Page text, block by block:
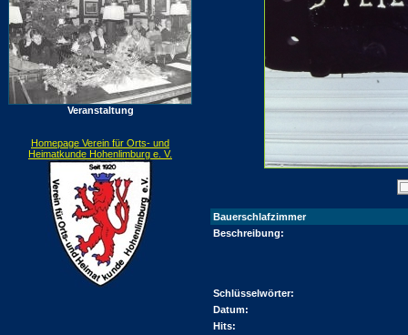
Veranstaltung
Homepage Verein für Orts- und
Heimatkunde Hohenlimburg e. V.
Bauerschlafzimmer
Beschreibung:
Schlüsselwörter:
Datum:
Hits: